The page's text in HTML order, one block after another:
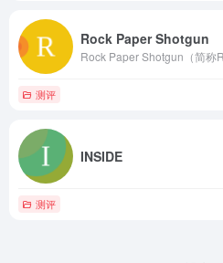
Rock Paper Shotgun
测评
INSIDE
测评